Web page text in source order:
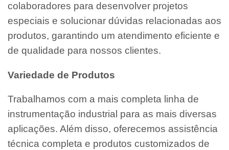
colaboradores para desenvolver projetos
especiais e solucionar dúvidas relacionadas aos
produtos, garantindo um atendimento eficiente e
de qualidade para nossos clientes.
Variedade de Produtos
Trabalhamos com a mais completa linha de
instrumentação industrial para as mais diversas
aplicações. Além disso, oferecemos assistência
técnica completa e produtos customizados de